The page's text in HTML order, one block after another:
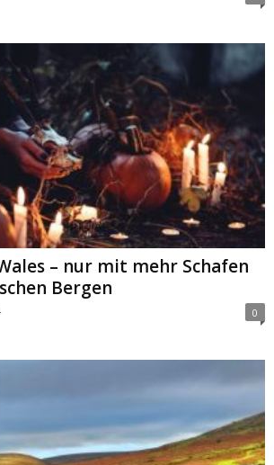
– nur mit mehr Schafen
Bergen
0